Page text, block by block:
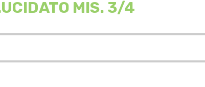
MIS. 3/4